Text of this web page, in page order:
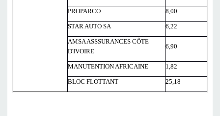
PROPARCO 8,00
STAR AUTO SA 6,22
AMSA ASSSURANCES CÔTE
D'IVOIRE
6,90
MANUTENTION AFRICAINE 1,82
BLOC FLOTTANT 25,18